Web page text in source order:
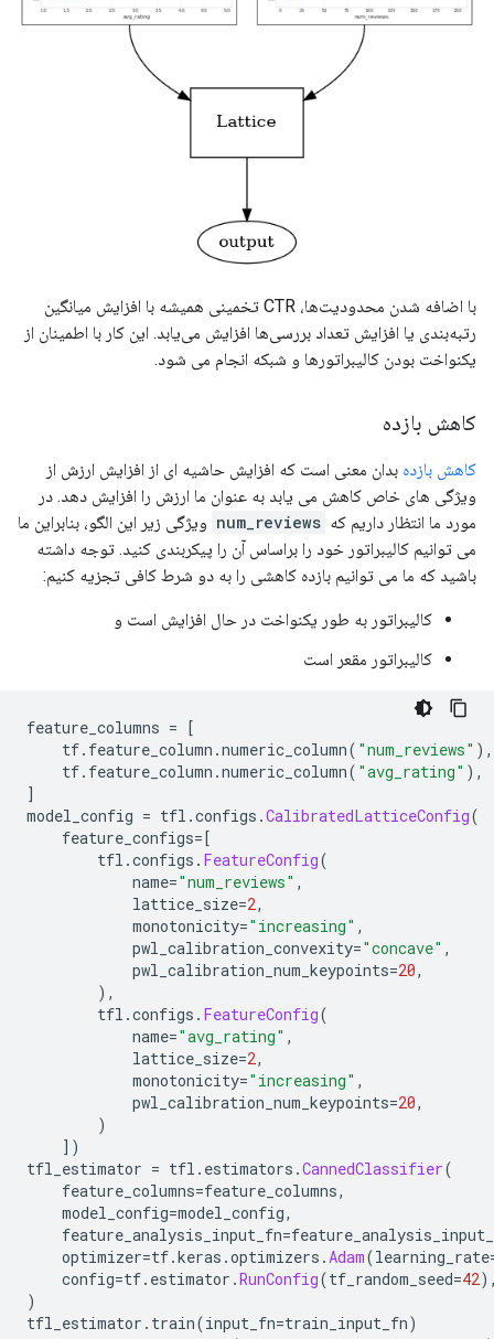
با اضافه شدن محدودیت‌ها، CTR تخمینی همیشه با افزایش میانگین
رتبه‌بندی یا افزایش تعداد بررسی‌ها افزایش می‌یابد. این کار با اطمینان از
یکنواخت بودن کالیبراتورها و شبکه انجام می شود.
کاهش بازده
کاهش بازده بدان معنی است که افزایش حاشیه ای از افزایش ارزش از
ویژگی های خاص کاهش می یابد به عنوان ما ارزش را افزایش دهد. در
مورد ما انتظار داریم که num_reviews ویژگی زیر این الگو، بنابراین ما
می توانیم کالیبراتور خود را براساس آن را پیکربندی کنید. توجه داشته
باشید که ما می توانیم بازده کاهشی را به دو شرط کافی تجزیه کنیم:
کالیبراتور به طور یکنواخت در حال افزایش است و
کالیبراتور مقعر است
feature_columns =
[
tf. feature_column .numeric_column( "num_reviews" ),
tf. feature_column .numeric_column( "avg_rating" ),
]
model_config = tfl .configs .CalibratedLatticeConfig(
feature_configs=[
tfl .configs . FeatureConfig(
name="num_reviews" ,
lattice_size=2,
monotonicity="increasing" ,
pwl_calibration_convexity="concave" ,
pwl_calibration_num_keypoints=20,
),
tfl .configs . FeatureConfig(
name="avg_rating" ,
lattice_size=2,
monotonicity="increasing" ,
pwl_calibration_num_keypoints=20,
)
])
tfl_estimator = tfl . estimators .CannedClassifier(
feature_columns=feature_columns,
model_config=model_config,
feature_analysis_input_fn=
optimizer=tf.keras .optimizers .Adam(learning_rate
config=tf. estimator .RunConfig(tf_random_seed=42
)
tfl_estimator . train(input_fn=train_input_fn)